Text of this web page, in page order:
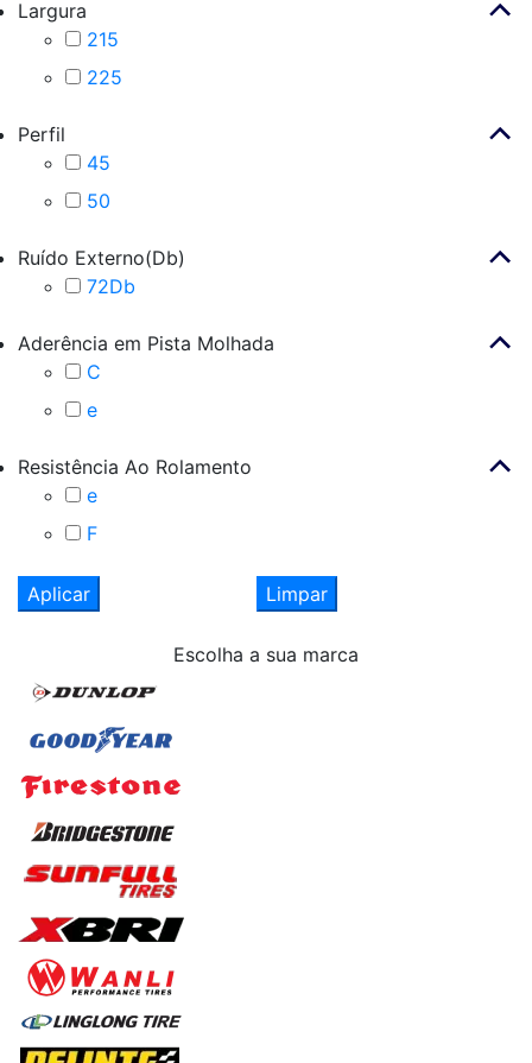
Largura
215
225
Perfil
45
50
Ruído Externo(Db)
72Db
Aderência em Pista Molhada
C
e
Resistência Ao Rolamento
e
F
Aplicar Limpar
Escolha a sua marca